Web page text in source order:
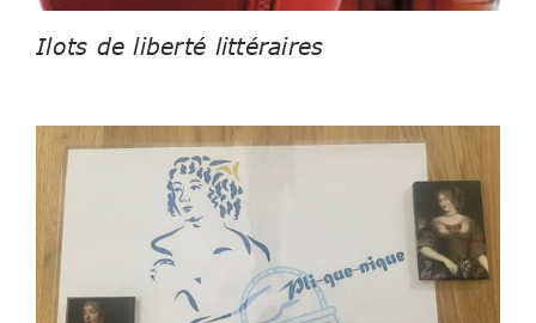
Ilots de liberté littéraires